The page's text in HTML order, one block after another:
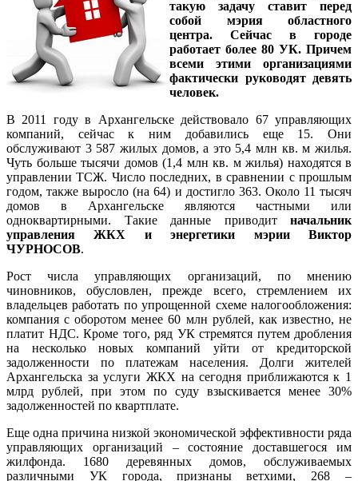
такую задачу ставит перед
собой мэрия областного
центра. Сейчас в городе
работает более 80 УК. Причем
всеми этими организациями
фактически руководят девять
человек.
В 2011 году в Архангельске действовало 67 управляющих
компаний, сейчас к ним добавились еще 15. Они
обслуживают 3 587 жилых домов, а это 5,4 млн кв. м жилья.
Чуть больше тысячи домов (1,4 млн кв. м жилья) находятся в
управлении ТСЖ. Число последних, в сравнении с прошлым
годом, также выросло (на 64) и достигло 363. Около 11 тысяч
домов в Архангельске являются частными или
одноквартирными. Такие данные приводит начальник
управления ЖКХ и энергетики мэрии Виктор
ЧУРНОСОВ.
Рост числа управляющих организаций, по мнению
чиновников, обусловлен, прежде всего, стремлением их
владельцев работать по упрощенной схеме налогообложения:
компания с оборотом менее 60 млн рублей, как известно, не
платит НДС. Кроме того, ряд УК стремятся путем дробления
на несколько новых компаний уйти от кредиторской
задолженности по платежам населения. Долги жителей
Архангельска за услуги ЖКХ на сегодня приближаются к 1
млрд рублей, при этом по суду взыскивается менее 30%
задолженностей по квартплате.
Еще одна причина низкой экономической эффективности ряда
управляющих организаций – состояние доставшегося им
жилфонда. 1680 деревянных домов, обслуживаемых
различными УК города, признаны ветхими, 268 –